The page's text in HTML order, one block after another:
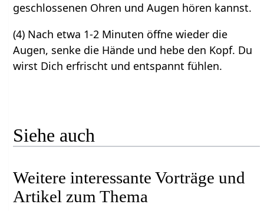
geschlossenen Ohren und Augen hören kannst.
(4) Nach etwa 1-2 Minuten öffne wieder die
Augen, senke die Hände und hebe den Kopf. Du
wirst Dich erfrischt und entspannt fühlen.
Siehe auch
Weitere interessante Vorträge und
Artikel zum Thema